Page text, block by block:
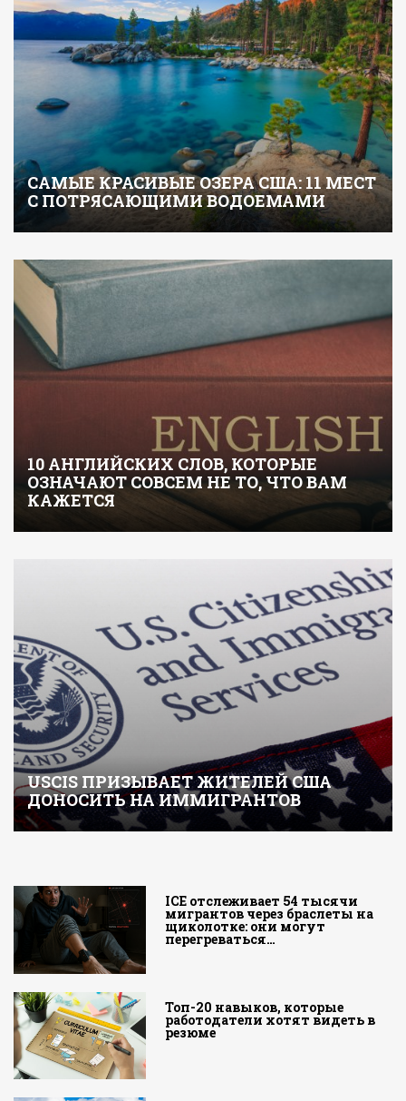
САМЫЕ КРАСИВЫЕ ОЗЕРА США: 11 МЕСТ
С ПОТРЯСАЮЩИМИ ВОДОЕМАМИ
10 АНГЛИЙСКИХ СЛОВ, КОТОРЫЕ
ОЗНАЧАЮТ СОВСЕМ НЕ ТО, ЧТО ВАМ
КАЖЕТСЯ
USCIS ПРИЗЫВАЕТ ЖИТЕЛЕЙ США
ДОНОСИТЬ НА ИММИГРАНТОВ
ICE отслеживает 54 тысячи
мигрантов через браслеты на
щиколотке: они могут
перегреваться…
Топ-20 навыков, которые
работодатели хотят видеть в
резюме